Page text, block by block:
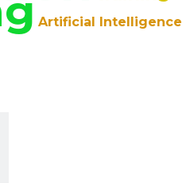
Artificial Intelligence